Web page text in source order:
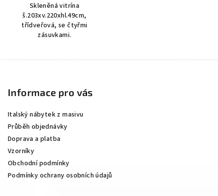
Skleněná vitrína
š.203xv.220xhl.49cm,
třídveřová, se čtyřmi
zásuvkami.
Informace pro vás
Italský nábytek z masivu
Průběh objednávky
Doprava a platba
Vzorníky
Obchodní podmínky
Podmínky ochrany osobních údajů